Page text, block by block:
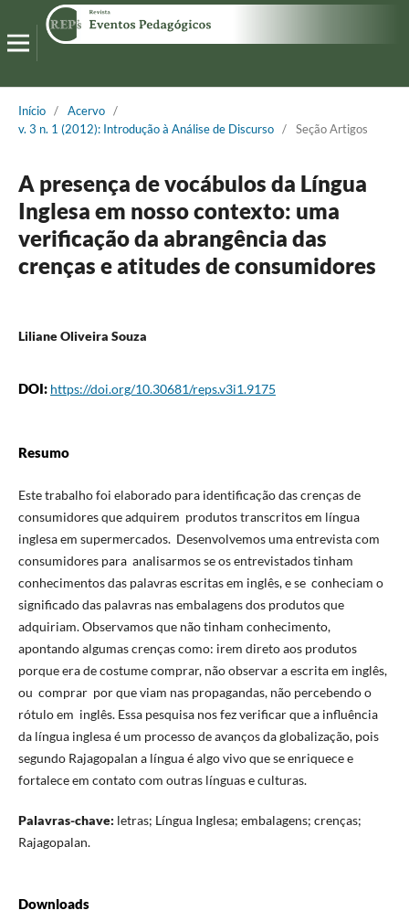
Início / Acervo /
v. 3 n. 1 (2012): Introdução à Análise de Discurso / Seção Artigos
A presença de vocábulos da Língua
Inglesa em nosso contexto: uma
verificação da abrangência das
crenças e atitudes de consumidores
Liliane Oliveira Souza
DOI: https://doi.org/10.30681/reps.v3i1.9175
Resumo
Este trabalho foi elaborado para identificação das crenças de
consumidores que adquirem produtos transcritos em língua
inglesa em supermercados. Desenvolvemos uma entrevista com
consumidores para analisarmos se os entrevistados tinham
conhecimentos das palavras escritas em inglês, e se conheciam o
significado das palavras nas embalagens dos produtos que
adquiriam. Observamos que não tinham conhecimento,
apontando algumas crenças como: irem direto aos produtos
porque era de costume comprar, não observar a escrita em inglês,
ou comprar por que viam nas propagandas, não percebendo o
rótulo em inglês. Essa pesquisa nos fez verificar que a influência
da língua inglesa é um processo de avanços da globalização, pois
segundo Rajagopalan a língua é algo vivo que se enriquece e
fortalece em contato com outras línguas e culturas.
Palavras-chave: letras; Língua Inglesa; embalagens; crenças;
Rajagopalan.
Downloads